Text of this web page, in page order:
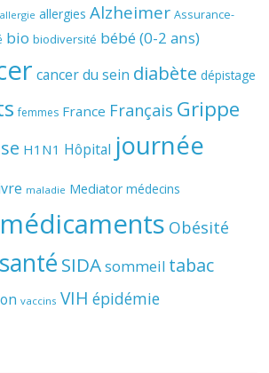
allergie allergies Alzheimer Assurance-
bio biodiversité bébé (0-2 ans)
cancer du sein diabète dépistage
femmes France Français Grippe
H1N1 Hôpital journée
maladie Mediator médecins
médicaments Obésité
santé SIDAsommeil tabac
vaccins VIH épidémie